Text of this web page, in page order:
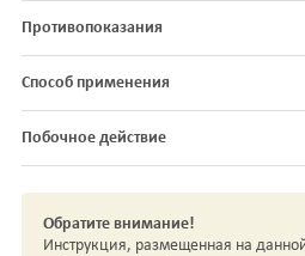
Противопоказания
Способ применения
Побочное действие
Обратите внимание!
Инструкция, размещенная на